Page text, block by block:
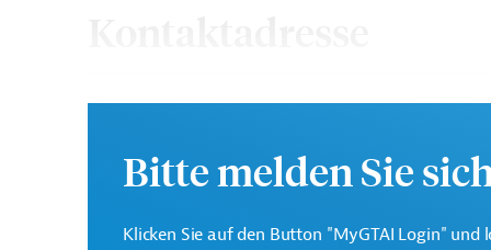
Generaldirektion
Bitte melden Sie
Klicken Sie auf den Button "MyGTAI Login" und